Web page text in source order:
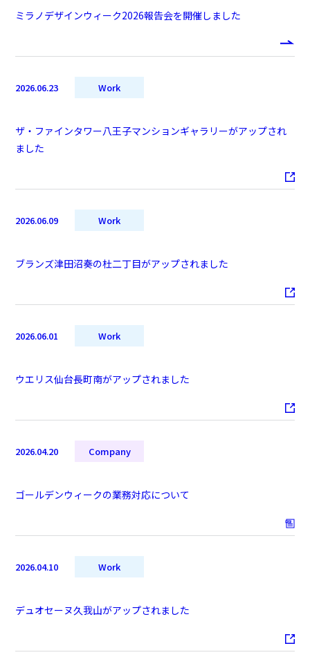
ミラノデザインウィーク2026報告会を開催しました
2026.06.23 Work
ザ・ファインタワー八王子マンションギャラリーがアップされ
ました
2026.06.09 Work
ブランズ津田沼奏の杜二丁目がアップされました
2026.06.01 Work
ウエリス仙台長町南がアップされました
2026.04.20 Company
ゴールデンウィークの業務対応について
2026.04.10 Work
デュオセーヌ久我山がアップされました